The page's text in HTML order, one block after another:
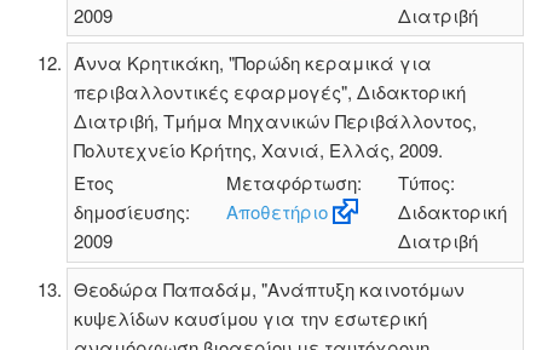
2009
Διατριβή
Άννα Κρητικάκη, "Πορώδη κεραμικά για
περιβαλλοντικές εφαρμογές", Διδακτορική
Διατριβή, Τμήμα Μηχανικών Περιβάλλοντος,
Πολυτεχνείο Κρήτης, Χανιά, Ελλάς, 2009.
Έτος
δημοσίευσης:
2009
Μεταφόρτωση:
Αποθετήριο
Τύπος:
Διδακτορική
Διατριβή
Θεοδώρα Παπαδάμ, "Ανάπτυξη καινοτόμων
κυψελίδων καυσίμου για την εσωτερική